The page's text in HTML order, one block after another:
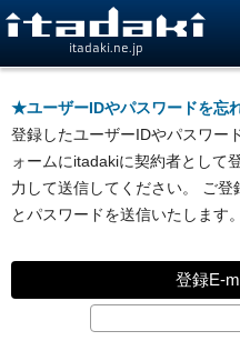
itadaki.ne.jp
★ユーザーIDやパスワードを忘
登録したユーザーIDやパスワー
ォームにitadakiに契約者として
力して送信してください。 ご
とパスワードを送信いたします。
登録E-